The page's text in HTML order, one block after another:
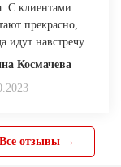
С клиентами
прекрасно,
идут навстречу.
Космачева
Все отзывы →